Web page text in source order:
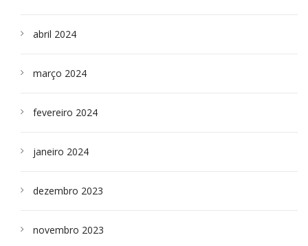
abril 2024
março 2024
fevereiro 2024
janeiro 2024
dezembro 2023
novembro 2023